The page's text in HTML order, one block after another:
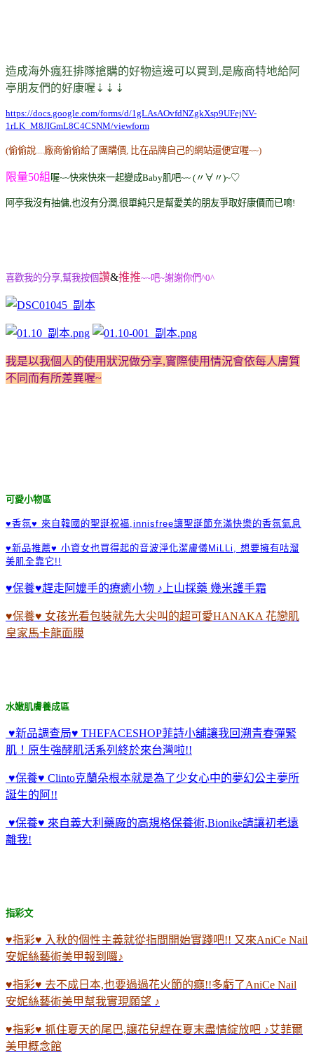
造成海外瘋狂排隊搶購的好物這邊可以買到,是廠商特地給阿
亭朋友們的好康喔⇣ ⇣ ⇣
https://docs.google.com/forms/d/1gLAsAOvfdNZgkXsp9UFejNV-
1rLK_M8JIGmL8C4CSNM/viewform
(偷偷說....廠商偷偷給了團購價, 比在品牌自己的網站還便宜喔~~)
限量50組 喔~~快來快來一起變成Baby肌吧~~ (〃∀〃)~♡
阿亭我沒有抽傭,也沒有分潤,很單純只是幫愛美的朋友爭取好康價而已唷!
喜歡我的分享,幫我按個讚&推推~~吧~謝謝你們^0^
我是以我個人的使用狀況做分享,實際使用情況會依每人膚質
不同而有所差異喔~
可愛小物區
♥香氛♥ 來自韓國的聖誕祝福,innisfree讓聖誕節充滿快樂的香氛氣息
♥新品推薦♥ 小資女也買得起的音波淨化潔膚儀MiLLi, 想要擁有咕溜
美肌全靠它!!
♥保養♥趕走阿嬤手的療癒小物 ♪上山採藥 幾米護手霜
♥保養♥ 女孩光看包裝就先大尖叫的超可愛HANAKA 花戀肌
皇家馬卡龍面膜
水嫩肌膚養成區
♥新品調查局♥ THEFACESHOP菲詩小舖讓我回溯青春彈緊
肌！原生強酵肌活系列終於來台灣啦!!
♥保養♥ Clinto克蘭朵根本就是為了少女心中的夢幻公主夢所
誕生的阿!!
♥保養♥ 來自義大利藥廠的高規格保養術,Bionike請讓初老遠
離我!
指彩文
♥指彩♥ 入秋的個性主義就從指間開始實踐吧!! 又來AniCe Nail
安妮絲藝術美甲報到囉♪
♥指彩♥ 去不成日本,也要過過花火節的癮!!多虧了AniCe Nail
安妮絲藝術美甲幫我實現願望 ♪
♥指彩♥ 抓住夏天的尾巴,讓花兒趕在夏末盡情綻放吧 ♪艾菲爾
美甲概念館